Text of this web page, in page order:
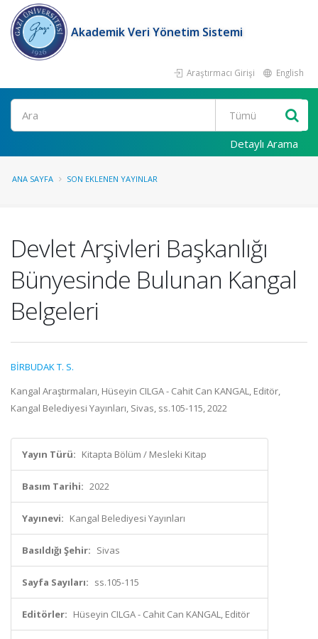
Akademik Veri Yönetim Sistemi
Araştırmacı Girişi English
Ara
Detaylı Arama
ANA SAYFA SON EKLENEN YAYINLAR
Devlet Arşivleri Başkanlığı
Bünyesinde Bulunan Kangal
Belgeleri
BİRBUDAK T. S.
Kangal Araştırmaları, Hüseyin CILGA - Cahit Can KANGAL, Editör,
Kangal Belediyesi Yayınları, Sivas, ss.105-115, 2022
Yayın Türü: Kitapta Bölüm / Mesleki Kitap
Basım Tarihi: 2022
Yayınevi: Kangal Belediyesi Yayınları
Basıldığı Şehir: Sivas
Sayfa Sayıları: ss.105-115
Editörler: Hüseyin CILGA - Cahit Can KANGAL, Editör